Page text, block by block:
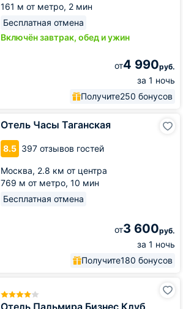
161 м от метро, 2 мин
Бесплатная отмена
Включён завтрак, обед и ужин
от4 990руб.
за 1 ночь
Получите250 бонусов
Отель Часы Таганская
8.5 397 отзывов гостей
Москва, 2.8 км от центра
769 м от метро, 10 мин
Бесплатная отмена
от3 600руб.
за 1 ночь
Получите180 бонусов
Отель Пальмира Бизнес Клуб